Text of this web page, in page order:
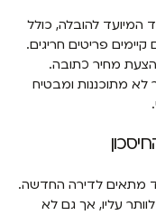
המיועד להובלה, כולל
פריטים חריגים.
מחיר כתובה.
לא מתוכננות ומבטיח
מתאים לדירה החדשה.
עליו, אך גם לא